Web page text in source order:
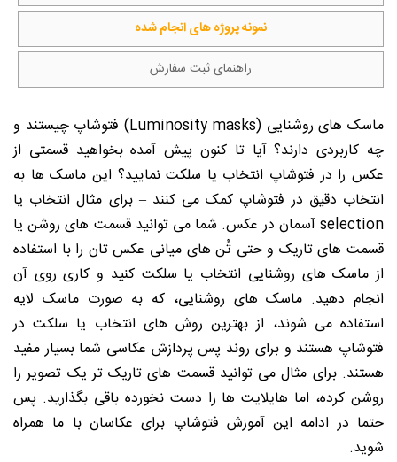
نمونه پروژه های انجام شده
راهنمای ثبت سفارش
ماسک های روشنایی (Luminosity masks) فتوشاپ چیستند و
چه کاربردی دارند؟ آیا تا کنون پیش آمده بخواهید قسمتی از
عکس را در فتوشاپ انتخاب یا سلکت نمایید؟ این ماسک ها به
انتخاب دقیق در فتوشاپ کمک می کنند – برای مثال انتخاب یا
selection آسمان در عکس. شما می توانید قسمت های روشن یا
قسمت های تاریک و حتی تُن های میانی عکس تان را با استفاده
از ماسک های روشنایی انتخاب یا سلکت کنید و کاری روی آن
انجام دهید. ماسک های روشنایی، که به صورت ماسک لایه
استفاده می شوند، از بهترین روش های انتخاب یا سلکت در
فتوشاپ هستند و برای روند پس پردازش عکاسی شما بسیار مفید
هستند. برای مثال می توانید قسمت های تاریک تر یک تصویر را
روشن کرده، اما هایلایت ها را دست نخورده باقی بگذارید. پس
حتما در ادامه این آموزش فتوشاپ برای عکاسان با ما همراه
شوید.